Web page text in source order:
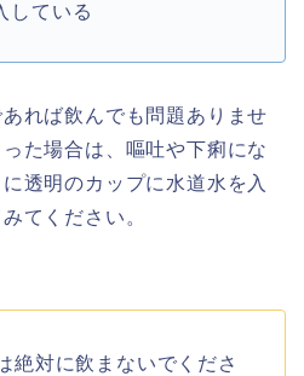
している
れば飲んでも問題ありませ
た場合は、嘔吐や下痢にな
透明のカップに水道水を入
てください。
絶対に飲まないでくださ